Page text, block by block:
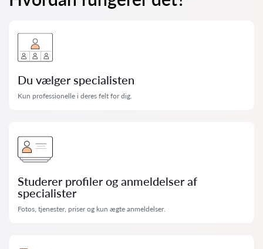
Du vælger specialisten
Kun professionelle i deres felt for dig.
Studerer profiler og anmeldelser af
specialister
Fotos, tjenester, priser og kun ægte anmeldelser.